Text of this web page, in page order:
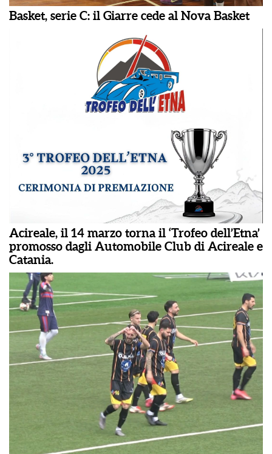
Basket, serie C: il Giarre cede al Nova Basket
Acireale, il 14 marzo torna il ‘Trofeo dell’Etna’
promosso dagli Automobile Club di Acireale e
Catania.